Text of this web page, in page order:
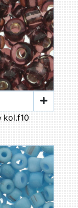
kol.f10